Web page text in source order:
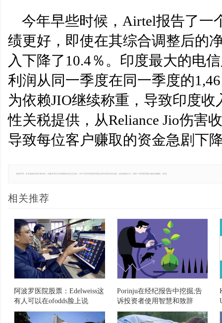
今年早些时候，Airtel报告了一
绩更好，即使在其综合调整后的
入下降了10.4％。印度最大的电
利润从同一季度在同一季度的
为依赖JIO继续称重，导致印度
性关税提供，从Reliance Jio伤害
导致每位客户赚取的资金急剧下
免责声明：本文版权归原作者所有，转载文章仅为传播更多信息之目的，并不代表本站赞同其观点和对其真实性负责。如有侵权行为，请第一时间联系我们修改或删除，多谢。
相关推荐
阿波罗医院股票：Edelweiss这
有人可以在ofodds脸上说
Porinju在经纪报告中挖掘;告
诉投资者使用智慧和致辞